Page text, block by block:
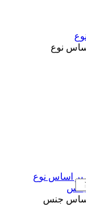
نوع
بر اساس نوع
جنس